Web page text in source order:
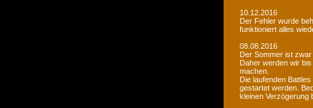
10.12.2016
Der Fehler wurde
funktioniert alles
08.08.2016
Der Sommer ist
Daher werden wir
machen.
Die laufenden
gestartet werden.
kleinen Verzögerung